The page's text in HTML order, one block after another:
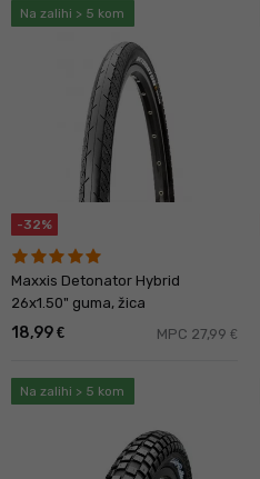
Na zalihi > 5 kom
-32%
Maxxis Detonator Hybrid
26x1.50" guma, žica
18,99 € MPC 27,99 €
Na zalihi > 5 kom